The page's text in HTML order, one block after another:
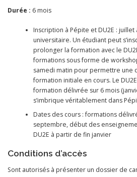
Durée : 6 mois
Inscription à Pépite et DU2E :
universitaire. Un étudiant peut
prolonger la formation avec le
formations sous forme de
samedi matin pour permettre une
formation initiale en cours. Le
formation délivrée sur 6 mois
s’imbrique véritablement dans
Dates des cours : formations
septembre, début des
DU2E à partir de fin janvier
Conditions d’accès
Sont autorisés à présenter un dossier de